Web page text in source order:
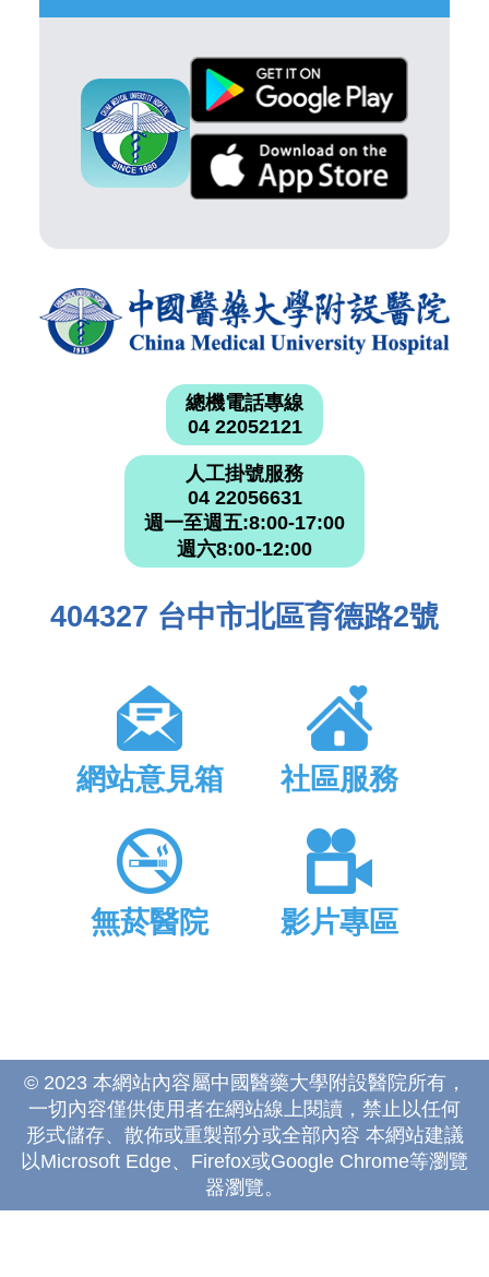
總機電話專線
04 22052121
人工掛號服務
04 22056631
週一至週五:8:00-17:00
週六8:00-12:00
404327 台中市北區育德路2號
網站意見箱 社區服務
無菸醫院 影片專區
© 2023 本網站內容屬中國醫藥大學附設醫院所有，
一切內容僅供使用者在網站線上閱讀，禁止以任何
形式儲存、散佈或重製部分或全部內容 本網站建議
以Microsoft Edge、Firefox或Google Chrome等瀏覽
器瀏覽。